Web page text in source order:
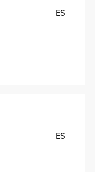
ES
ES